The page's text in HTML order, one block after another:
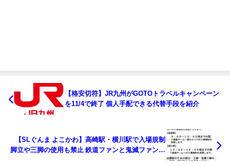
【格安切符】JR九州がGOTOトラベルキャンペーン
を11/4で終了 個人手配できる代替手段を紹介
【SLぐんま よこかわ】高崎駅・横川駅で入場規制
脚立や三脚の使用も禁止 鉄道ファンと鬼滅ファン対